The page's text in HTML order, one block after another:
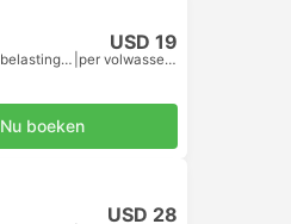
USD 19
Inclusief belastingen per volwassene
Nu boeken
USD 28